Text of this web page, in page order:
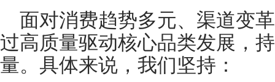
面对消费趋势多元、渠道变
过高质量驱动核心品类发展，
量。具体来说，我们坚持：